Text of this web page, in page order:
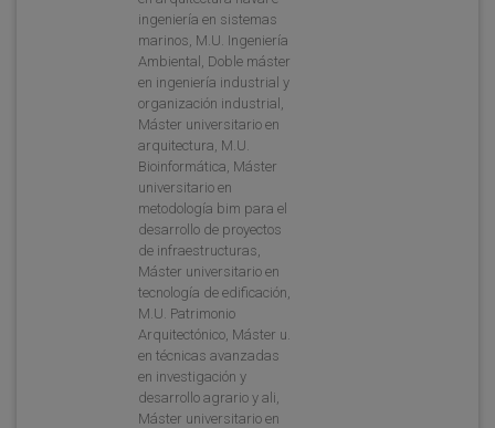
ingeniería en sistemas
marinos, M.U. Ingeniería
Ambiental, Doble máster
en ingeniería industrial y
organización industrial,
Máster universitario en
arquitectura, M.U.
Bioinformática, Máster
universitario en
metodología bim para el
desarrollo de proyectos
de infraestructuras,
Máster universitario en
tecnología de edificación,
M.U. Patrimonio
Arquitectónico, Máster u.
en técnicas avanzadas
en investigación y
desarrollo agrario y ali,
Máster universitario en